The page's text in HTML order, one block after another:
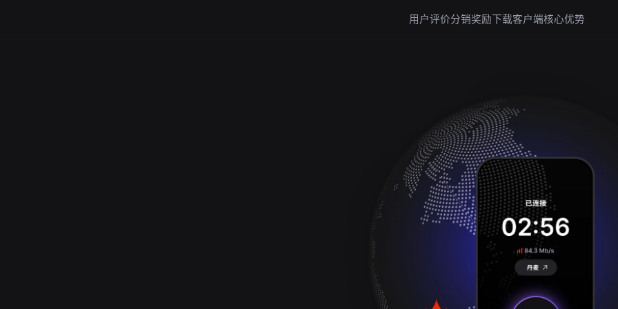
用户评价分销奖励下载客户端核心优势